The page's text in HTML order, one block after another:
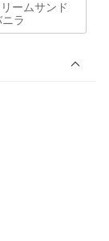
ームサンド
ラ